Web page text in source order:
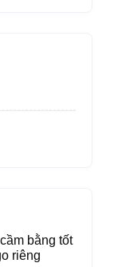
bằng tốt
riêng